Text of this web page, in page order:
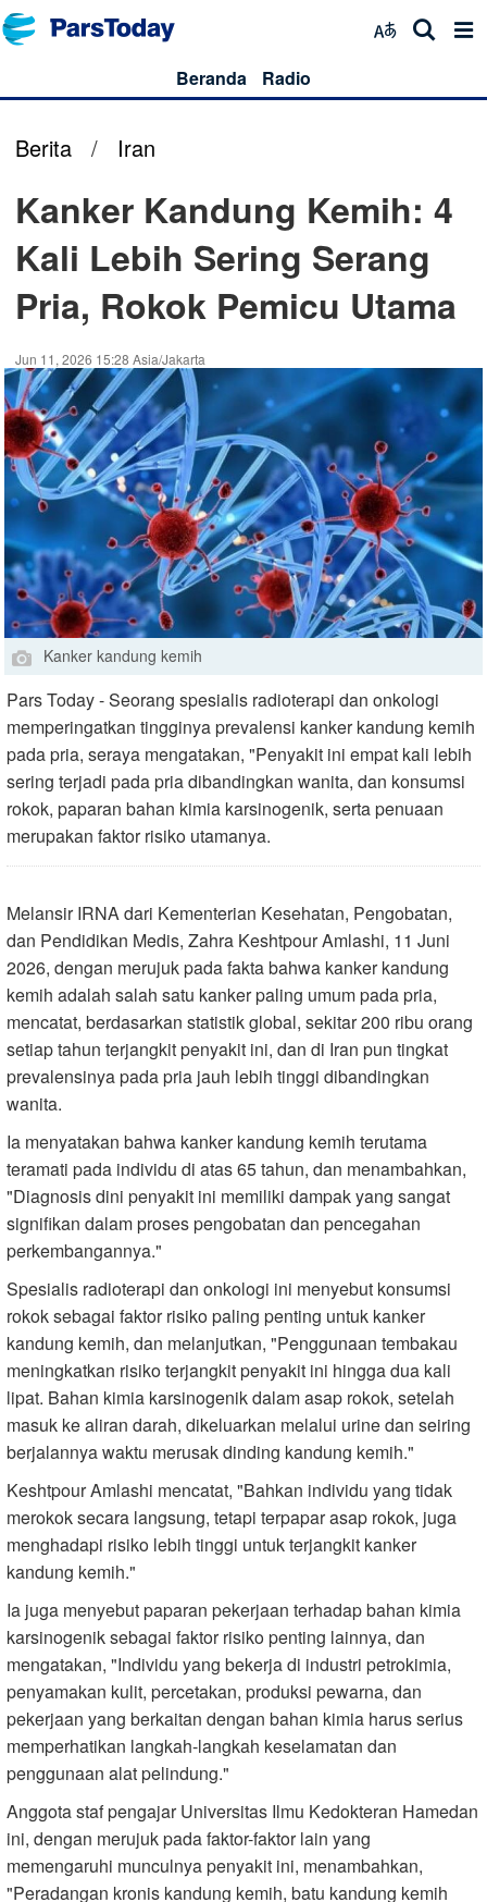
Beranda Radio
Berita / Iran
Kanker Kandung Kemih: 4
Kali Lebih Sering Serang
Pria, Rokok Pemicu Utama
Jun 11, 2026 15:28 Asia/Jakarta
Kanker kandung kemih
Pars Today - Seorang spesialis radioterapi dan onkologi
memperingatkan tingginya prevalensi kanker kandung kemih
pada pria, seraya mengatakan, "Penyakit ini empat kali lebih
sering terjadi pada pria dibandingkan wanita, dan konsumsi
rokok, paparan bahan kimia karsinogenik, serta penuaan
merupakan faktor risiko utamanya.
Melansir IRNA dari Kementerian Kesehatan, Pengobatan,
dan Pendidikan Medis, Zahra Keshtpour Amlashi, 11 Juni
2026, dengan merujuk pada fakta bahwa kanker kandung
kemih adalah salah satu kanker paling umum pada pria,
mencatat, berdasarkan statistik global, sekitar 200 ribu orang
setiap tahun terjangkit penyakit ini, dan di Iran pun tingkat
prevalensinya pada pria jauh lebih tinggi dibandingkan
wanita.
Ia menyatakan bahwa kanker kandung kemih terutama
teramati pada individu di atas 65 tahun, dan menambahkan,
"Diagnosis dini penyakit ini memiliki dampak yang sangat
signifikan dalam proses pengobatan dan pencegahan
perkembangannya."
Spesialis radioterapi dan onkologi ini menyebut konsumsi
rokok sebagai faktor risiko paling penting untuk kanker
kandung kemih, dan melanjutkan, "Penggunaan tembakau
meningkatkan risiko terjangkit penyakit ini hingga dua kali
lipat. Bahan kimia karsinogenik dalam asap rokok, setelah
masuk ke aliran darah, dikeluarkan melalui urine dan seiring
berjalannya waktu merusak dinding kandung kemih."
Keshtpour Amlashi mencatat, "Bahkan individu yang tidak
merokok secara langsung, tetapi terpapar asap rokok, juga
menghadapi risiko lebih tinggi untuk terjangkit kanker
kandung kemih."
Ia juga menyebut paparan pekerjaan terhadap bahan kimia
karsinogenik sebagai faktor risiko penting lainnya, dan
mengatakan, "Individu yang bekerja di industri petrokimia,
penyamakan kulit, percetakan, produksi pewarna, dan
pekerjaan yang berkaitan dengan bahan kimia harus serius
memperhatikan langkah-langkah keselamatan dan
penggunaan alat pelindung."
Anggota staf pengajar Universitas Ilmu Kedokteran Hamedan
ini, dengan merujuk pada faktor-faktor lain yang
memengaruhi munculnya penyakit ini, menambahkan,
"Peradangan kronis kandung kemih, batu kandung kemih